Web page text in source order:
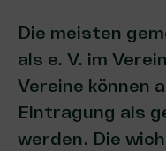
Die meisten
als e. V. im
Vereine können
Eintragung als
werden. Die